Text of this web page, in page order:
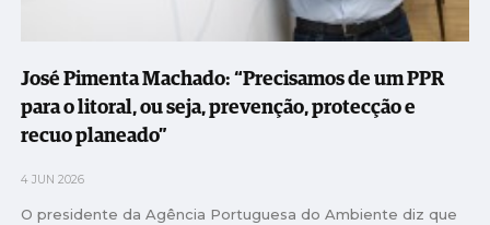
José Pimenta Machado: “Precisamos de um PPR
para o litoral, ou seja, prevenção, protecção e
recuo planeado”
4 JUN 2026
O presidente da Agência Portuguesa do Ambiente diz que